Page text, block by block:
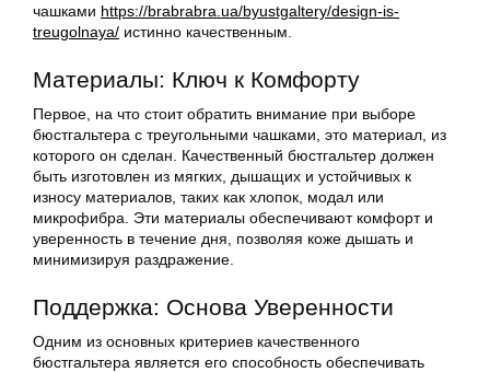
чашками https://brabrabra.ua/byustgaltery/design-is-
treugolnaya/ истинно качественным.
Материалы: Ключ к Комфорту
Первое, на что стоит обратить внимание при выборе
бюстгальтера с треугольными чашками, это материал, из
которого он сделан. Качественный бюстгальтер должен
быть изготовлен из мягких, дышащих и устойчивых к
износу материалов, таких как хлопок, модал или
микрофибра. Эти материалы обеспечивают комфорт и
уверенность в течение дня, позволяя коже дышать и
минимизируя раздражение.
Поддержка: Основа Уверенности
Одним из основных критериев качественного
бюстгальтера является его способность обеспечивать